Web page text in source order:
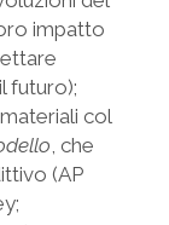
impatto
futuro);
col
, che
(AP